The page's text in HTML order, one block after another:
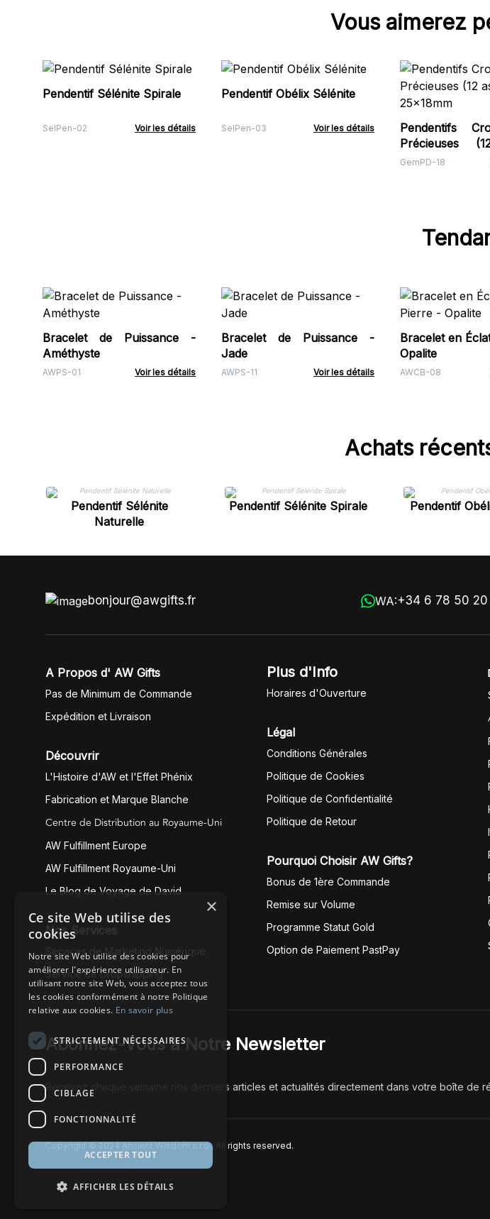
Vous aimerez
Pendentif Sélénite Spirale
SelPen-02 Voir les détails
Pendentif Obélix Sélénite
SelPen-03 Voir les détails
Pendentifs
Précieuses
25x18mm
GemPD-18
Bracelet de Puissance -
Améthyste
AWPS-01 Voir les détails
Bracelet de Puissance -
Jade
AWPS-11 Voir les détails
Bracelet en Éclat de Pierre -
Opalite
AWCB-08
Achats
Pendentif Sélénite
Naturelle
Pendentif Sélénite Spirale Pendentif
bonjour@awgifts.fr WA:+34 6 78 50
A Propos d' AW Gifts
Pas de Minimum de Commande
Expédition et Livraison
Découvrir
L'Histoire d'AW et l'Effet Phénix
Fabrication et Marque Blanche
Centre de Distribution au Royaume-Uni
AW Fulfillment Europe
AW Fulfillment Royaume-Uni
Le Blog de Voyage de David
Nos Services
Services de Marketing Numérique
Service de Dropshipping
Plus d'Info
Horaires d'Ouverture
Légal
Conditions Générales
Politique de Cookies
Politique de Confidentialité
Politique de Retour
Pourquoi Choisir AW Gifts?
Bonus de 1ère Commande
Remise sur Volume
Programme Statut Gold
Option de Paiement PastPay
Abonnez-Vous à Notre Newsletter
Recevez chaque semaine nos derniers articles et actualités directement dans votre boîte de
Copyright © 2024 Ancient Wisdom s.r.o., All rights reserved.
×
Ce site Web utilise des
cookies
Notre site Web utilise des cookies pour
améliorer l'expérience utilisateur. En
utilisant notre site Web, vous acceptez tous
les cookies conformément à notre Politique
relative aux cookies. En savoir plus
STRICTEMENT NÉCESSAIRES
PERFORMANCE
CIBLAGE
FONCTIONNALITÉ
ACCEPTER TOUT
AFFICHER LES DÉTAILS